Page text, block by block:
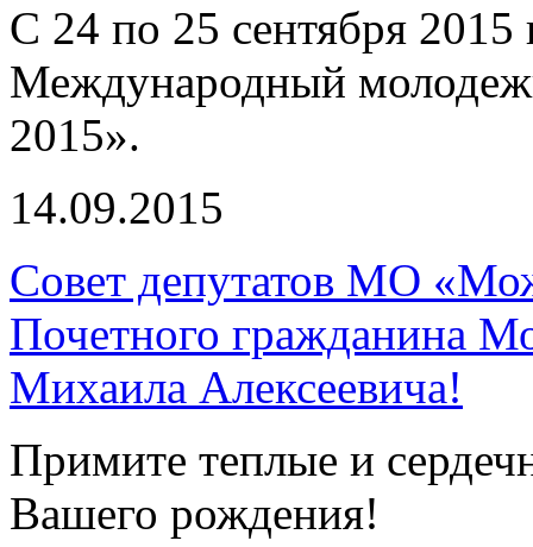
С 24 по 25 сентября 2015
Международный
2015».
14.09.2015
Совет депутатов МО
Почетного гражданина
Михаила Алексеевича!
Примите теплые и
Вашего рождения!